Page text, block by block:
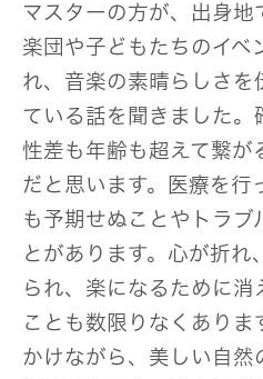
マスターの方が、出身地
楽団や子どもたちのイベ
れ、音楽の素晴らしさを
ている話を聞きました。
性差も年齢も超えて繋が
だと思います。医療を行
も予期せぬことやトラブ
とがあります。心が折れ
られ、楽になるために消
ことも数限りなくありま
かけながら、美しい自然